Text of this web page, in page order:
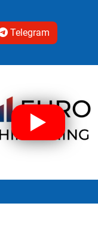
Telegram